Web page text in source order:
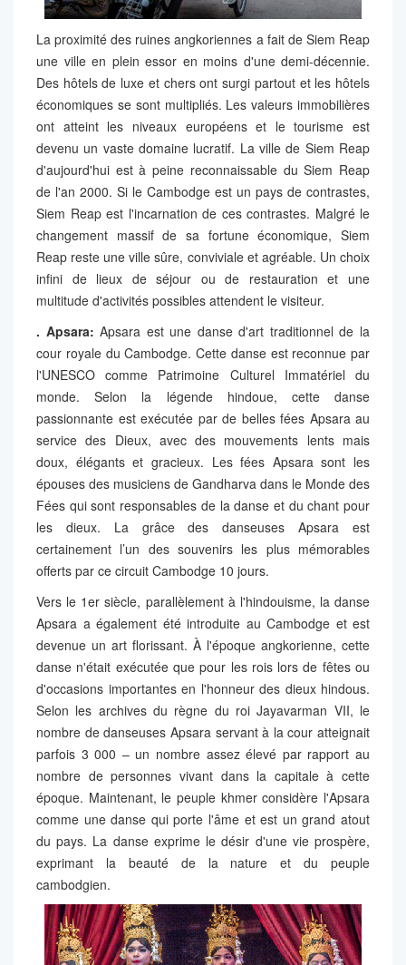
La proximité des ruines angkoriennes a fait de Siem Reap
une ville en plein essor en moins d'une demi-décennie.
Des hôtels de luxe et chers ont surgi partout et les hôtels
économiques se sont multipliés. Les valeurs immobilières
ont atteint les niveaux européens et le tourisme est
devenu un vaste domaine lucratif. La ville de Siem Reap
d'aujourd'hui est à peine reconnaissable du Siem Reap
de l'an 2000. Si le Cambodge est un pays de contrastes,
Siem Reap est l'incarnation de ces contrastes. Malgré le
changement massif de sa fortune économique, Siem
Reap reste une ville sûre, conviviale et agréable. Un choix
infini de lieux de séjour ou de restauration et une
multitude d'activités possibles attendent le visiteur.
. Apsara:Apsara est une danse d'art traditionnel de la
cour royale du Cambodge. Cette danse est reconnue par
l'UNESCO comme Patrimoine Culturel Immatériel du
monde. Selon la légende hindoue, cette danse
passionnante est exécutée par de belles fées Apsara au
service des Dieux, avec des mouvements lents mais
doux, élégants et gracieux. Les fées Apsara sont les
épouses des musiciens de Gandharva dans le Monde des
Fées qui sont responsables de la danse et du chant pour
les dieux. La grâce des danseuses Apsara est
certainement l’un des souvenirs les plus mémorables
offerts par ce circuit Cambodge 10 jours.
Vers le 1er siècle, parallèlement à l'hindouisme, la danse
Apsara a également été introduite au Cambodge et est
devenue un art florissant. À l'époque angkorienne, cette
danse n'était exécutée que pour les rois lors de fêtes ou
d'occasions importantes en l'honneur des dieux hindous.
Selon les archives du règne du roi Jayavarman VII, le
nombre de danseuses Apsara servant à la cour atteignait
parfois 3 000 – un nombre assez élevé par rapport au
nombre de personnes vivant dans la capitale à cette
époque. Maintenant, le peuple khmer considère l'Apsara
comme une danse qui porte l'âme et est un grand atout
du pays. La danse exprime le désir d'une vie prospère,
exprimant la beauté de la nature et du peuple
cambodgien.